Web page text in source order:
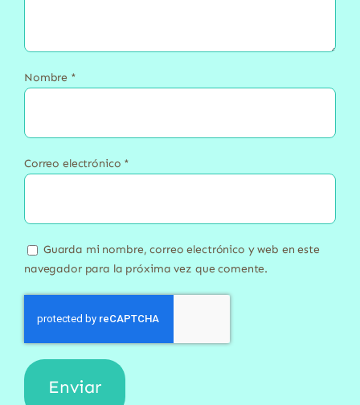
Nombre *
Correo electrónico *
Guarda mi nombre, correo electrónico y web en este
navegador para la próxima vez que comente.